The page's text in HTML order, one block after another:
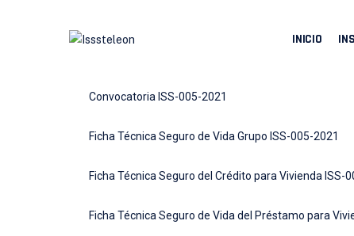
INICIO
Convocatoria ISS-005-2021
Ficha Técnica Seguro de Vida Grupo ISS-005-2021
Ficha Técnica Seguro del Crédito para Vivienda ISS-
Ficha Técnica Seguro de Vida del Préstamo para